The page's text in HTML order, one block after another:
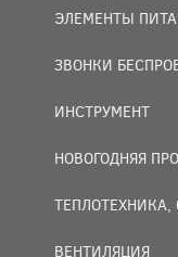
ЭЛЕМЕНТЫ
ЗВОНКИ
ИНСТРУМЕНТ
НОВОГОДНЯЯ
ВЕНТИЛЯЦИЯ